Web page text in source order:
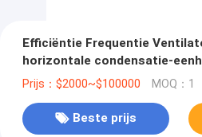
Efficiëntie Frequentie
horizontale condensatie-
Prijs：$2000~$100000 MOQ：1
Beste prijs